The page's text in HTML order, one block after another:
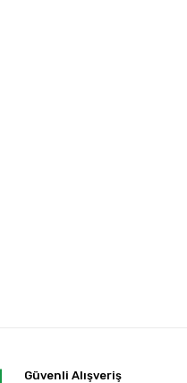
Güvenli Alışveriş